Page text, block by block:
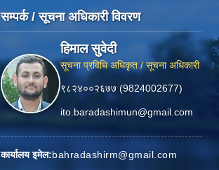
सम्पर्क / सूचना अधिकारी विवरण
हिमाल सुवेदी
सूचना प्रविधि अधिकृत / सूचना अधिकारी
९८२४००२६७७ (9824002677)
ito.baradashimun@gmail.com
कार्यालय इमेल:bahradashirm@gmail.com